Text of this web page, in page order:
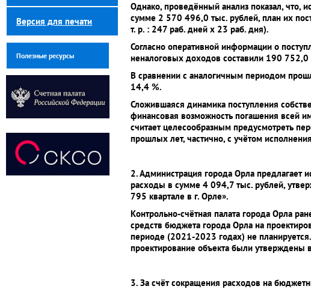
Версия для печати
Полезные ресурсы
Однако, проведённый анализ показал, что,
сумме 2 570 496,0 тыс. рублей, план их
т. р. : 247 раб. дней х 23 раб. дня).
Согласно оперативной информации о
неналоговых доходов составили 190 752,0
В сравнении с аналогичным периодом
14,4 %.
Сложившаяся динамика поступления
финансовая возможность погашения всей
считает целесообразным предусмотреть
прошлых лет, частично, с учётом
2. Администрация города Орла предлагает
расходы в сумме 4 094,7 тыс. рублей,
795 квартале в г. Орле».
Контрольно-счётная палата города Орла
средств бюджета города Орла на
периоде (2021-2023 годах) не
проектирование объекта были
3. За счёт сокращения расходов на